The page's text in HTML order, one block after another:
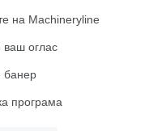
на Machineryline
ваш оглас
банер
програма